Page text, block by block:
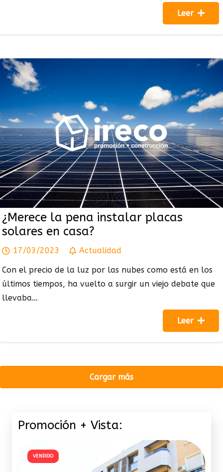
Leer
¿Merece la pena instalar placas
solares en casa?
17/03/2023 Actualidad
Con el precio de la luz por las nubes como está en los
últimos tiempos, ha vuelto a surgir un viejo debate que
llevaba…
Leer
Cargar más
Promoción + Vista:
VENDIDO